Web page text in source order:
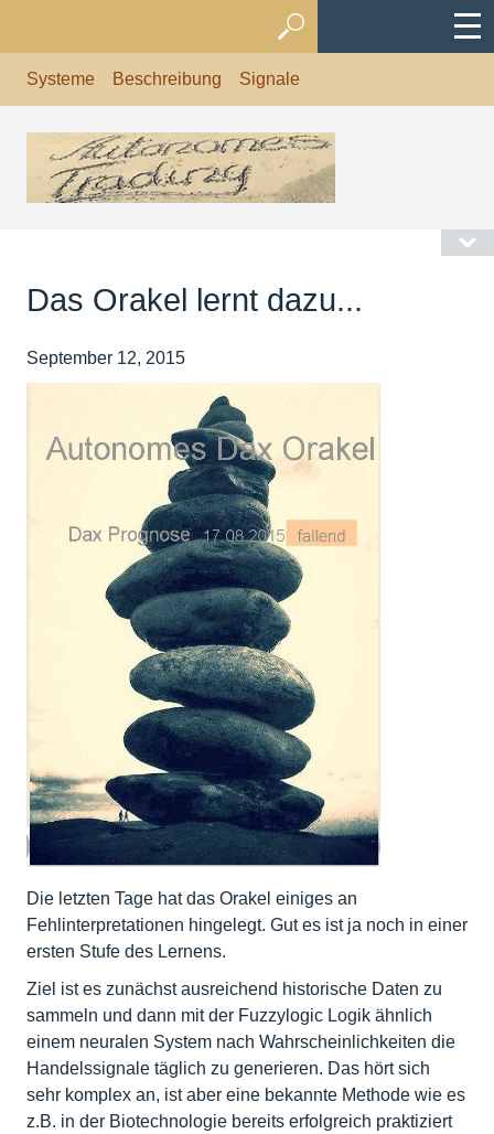
Systeme Beschreibung Signale
Das Orakel lernt dazu...
September 12, 2015
Die letzten Tage hat das Orakel einiges an
Fehlinterpretationen hingelegt. Gut es ist ja noch in einer
ersten Stufe des Lernens.
Ziel ist es zunächst ausreichend historische Daten zu
sammeln und dann mit der Fuzzylogic Logik ähnlich
einem neuralen System nach Wahrscheinlichkeiten die
Handelssignale täglich zu generieren. Das hört sich
sehr komplex an, ist aber eine bekannte Methode wie es
z.B. in der Biotechnologie bereits erfolgreich praktiziert